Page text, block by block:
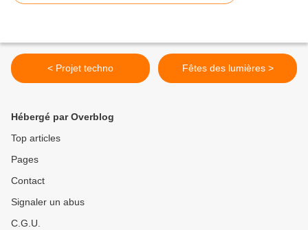
< Projet techno Fêtes des lumières >
Hébergé par Overblog
Top articles
Pages
Contact
Signaler un abus
C.G.U.